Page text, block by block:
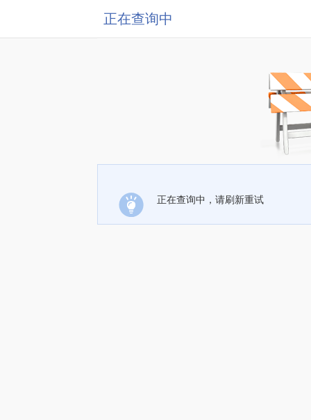
正在查询中
正在查询中，请刷新重试